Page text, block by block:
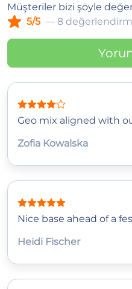
Müşteriler bizi şöyle
5/5 — 8
Geo mix aligned with
Zofia Kowalska
Nice base ahead of a
Heidi Fischer